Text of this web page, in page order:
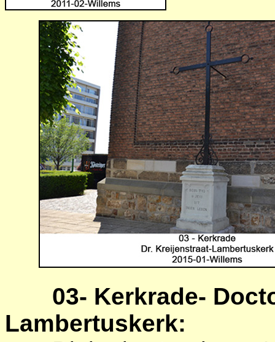
03- Kerkrade-
Lambertuskerk: